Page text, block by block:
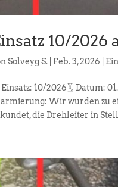
10/2026
Solveyg S. Feb. 3, 2026
Einsatz: 10/2026🗓️ Datum:
Wir wurden zu
die Drehleiter in